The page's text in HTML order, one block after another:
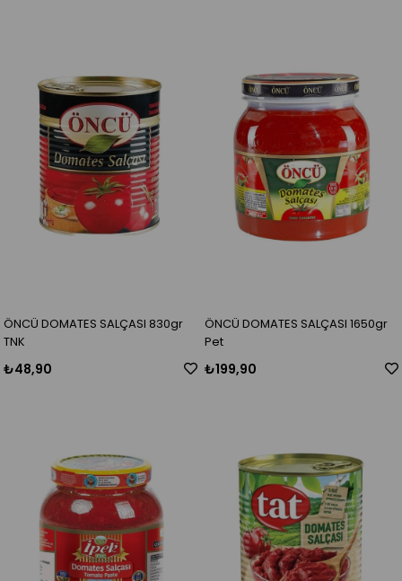
ÖNCÜ DOMATES SALÇASI 830gr
TNK
₺48,90
ÖNCÜ DOMATES SALÇASI 1650gr
Pet
₺199,90